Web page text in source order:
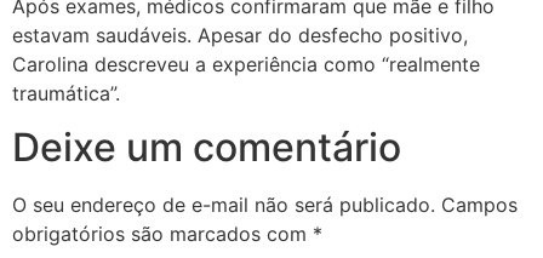
Após exames, médicos confirmaram que mãe e filho
estavam saudáveis. Apesar do desfecho positivo,
Carolina descreveu a experiência como “realmente
traumática”.
Deixe um comentário
O seu endereço de e-mail não será publicado. Campos
obrigatórios são marcados com *